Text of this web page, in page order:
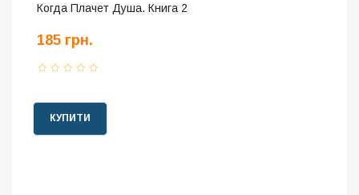
Когда Плачет Душа. Книга 2
185 грн.
КУПИТИ